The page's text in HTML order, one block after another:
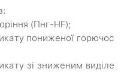
(Пнг-HF);
пониженої горючос
зі зниженим виділе